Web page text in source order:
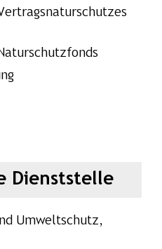
Dienststelle
Umweltschutz,